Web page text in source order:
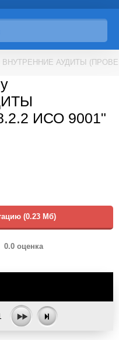
ВНУТРЕННИЕ АУДИТЫ
ИСО 9001"
(0.23 Мб)
0.0 оценка